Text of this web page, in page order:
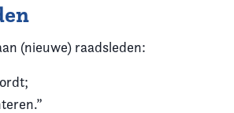
(nieuwe) raadsleden: